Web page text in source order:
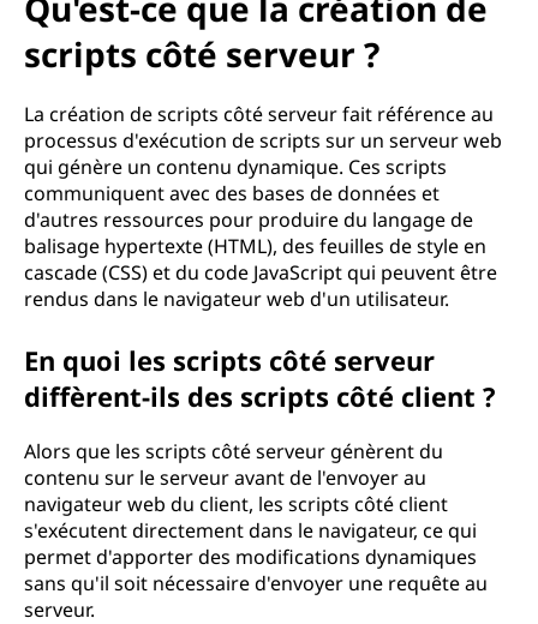
n
scripts côté serveur ?
La création de scripts côté serveur fait référence au
processus d'exécution de scripts sur un serveur web
qui génère un contenu dynamique. Ces scripts
communiquent avec des bases de données et
d'autres ressources pour produire du langage de
balisage hypertexte (HTML), des feuilles de style en
cascade (CSS) et du code JavaScript qui peuvent être
rendus dans le navigateur web d'un utilisateur.
En quoi les scripts côté serveur
diffèrent-ils des scripts côté client ?
Alors que les scripts côté serveur génèrent du
contenu sur le serveur avant de l'envoyer au
navigateur web du client, les scripts côté client
s'exécutent directement dans le navigateur, ce qui
permet d'apporter des modifications dynamiques
sans qu'il soit nécessaire d'envoyer une requête au
serveur.